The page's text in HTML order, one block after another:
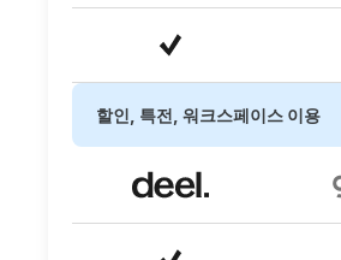
할인, 특전, 워크스페이스 이용